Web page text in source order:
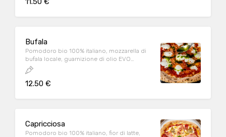
Bufala
Pomodoro bio 100% italiano, mozzarella di
bufala locale, guarnizione di olio EVO
aromatizzato al basilico
12.50 €
Capricciosa
Pomodoro bio 100% italiano, fior di latte,